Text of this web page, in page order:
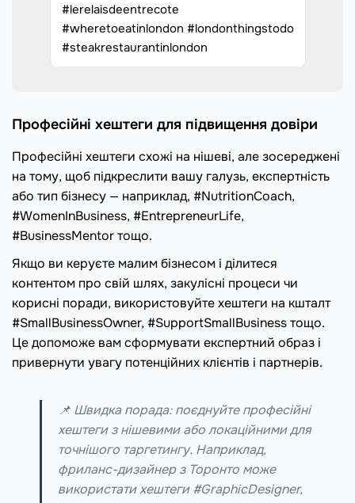
#lerelaisdeentrecote
#wheretoeatinlondon #londonthingstodo
#steakrestaurantinlondon
Професійні хештеги для підвищення довіри
Професійні хештеги схожі на нішеві, але зосереджені
на тому, щоб підкреслити вашу галузь, експертність
або тип бізнесу — наприклад, #NutritionCoach,
#WomenInBusiness, #EntrepreneurLife,
#BusinessMentor тощо.
Якщо ви керуєте малим бізнесом і ділитеся
контентом про свій шлях, закулісні процеси чи
корисні поради, використовуйте хештеги на кшталт
#SmallBusinessOwner, #SupportSmallBusiness тощо.
Це допоможе вам сформувати експертний образ і
привернути увагу потенційних клієнтів і партнерів.
📌 Швидка порада: поєднуйте професійні
хештеги з нішевими або локаційними для
точнішого таргетингу. Наприклад,
фриланс-дизайнер з Торонто може
використати хештеги #GraphicDesigner,